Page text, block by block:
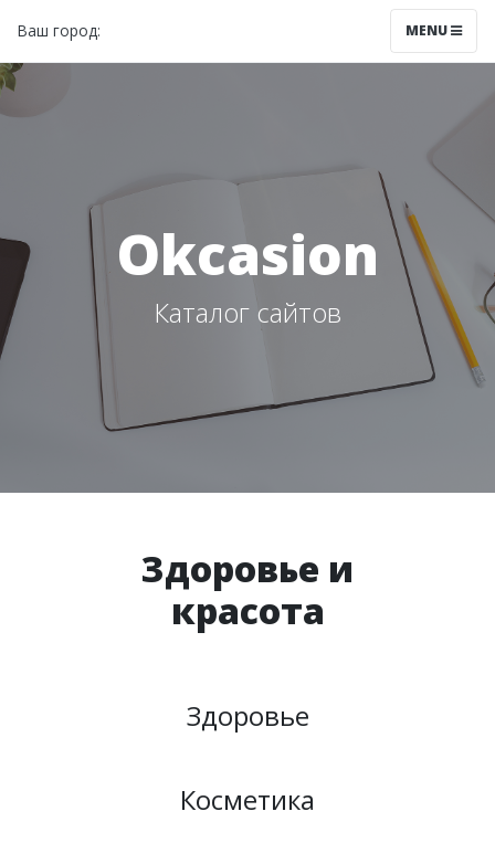
Ваш город: MENU
Okcasion
Каталог сайтов
Здоровье и
красота
Здоровье
Косметика